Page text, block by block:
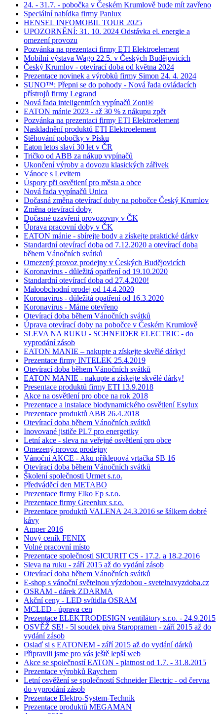
24. - 31.7. - pobočka v Českém Krumlově bude mít zavřeno
Speciální nabídka firmy Panlux
HENSEL INFOMOBIL TOUR 2025
UPOZORNĚNÍ: 31. 10. 2024 Odstávka el. energie a
omezení provozu
Pozvánka na prezentaci firmy ETI Elektroelement
Mobilní výstava Wago 22.5. v Českých Budějovicích
Český Krumlov - otevírací doba od května 2024
Prezentace novinek a výrobků firmy Simon 24. 4. 2024
SUNO™: Přepni se do pohody - Nová řada ovládacích
přístrojů firmy Legrand
Nová řada inteligentních vypínačů Zoni®
EATON mánie 2023 - až 30 % z nákupu zpět
Pozvánka na prezentaci firmy ETI Elektroelement
Naskladnění produktů ETI Elektroelement
Stěhování pobočky v Písku
Eaton letos slaví 30 let v ČR
Tričko od ABB za nákup vypínačů
Ukončení výroby a dovozu klasických zářivek
Vánoce s Levitem
Úspory při osvětlení pro města a obce
Nová řada vypínačů Unica
Dočasná změna otevírací doby na pobočce Český Krumlov
Změna otevírací doby
Dočasné uzavření provozovny v ČK
Úprava pracovní doby v ČK
EATON mánie - sbírejte body a získejte praktické dárky
Standardní otevírací doba od 7.12.2020 a otevírací doba
během Vánočních svátků
Omezený provoz prodejny v Českých Budějovicích
Koronavirus - důležitá opatření od 19.10.2020
Standardní otevírací doba od 27.4.2020!
Maloobchodní prodej od 14.4.2020
Koronavirus - důležitá opatření od 16.3.2020
Koronavirus - Máme otevřeno
Otevírací doba během Vánočních svátků
Úprava otevírací doby na pobočce v Českém Krumlově
SLEVA NA RUKU - SCHNEIDER ELECTRIC - do
vyprodání zásob
EATON MANIE – nakupte a získejte skvělé dárky!
Prezentace firmy INTELEK 25.4.2019
Otevírací doba během Vánočních svátků
EATON MANIE - nakupte a získejte skvělé dárky!
Presentace produktů firmy ETI 13.9.2018
Akce na osvětlení pro obce na rok 2018
Prezentace a instalace biodynamického osvětlení Esylux
Prezentace produktů ABB 26.4.2018
Otevírací doba během Vánočních svátků
Inovované jističe PL7 pro energetiky
Letní akce - sleva na veřejné osvětlení pro obce
Omezený provoz prodejny
Vánoční AKCE - Aku příklepová vrtačka SB 16
Otevírací doba během Vánočních svátků
Školení společnosti Urmet s.r.o.
Předváděcí den METABO
Prezentace firmy Elko Ep s.r.o.
Prezentace firmy Greenlux s.r.o.
Prezentace produktů VALENA 24.3.2016 se šálkem dobré
kávy
Amper 2016
Nový ceník FENIX
Volné pracovní místo
Prezentace společnosti SICURIT CS - 17.2. a 18.2.2016
Sleva na ruku - září 2015 až do vydání zásob
Otevírací doba během Vánočních svátků
E-shop s vánoční světelnou výzdobou - svetelnavyzdoba.cz
OSRAM - dárek ZDARMA
Akční ceny - LED svítidla OSRAM
MCLED - úprava cen
Prezentace ELEKTRODESIGN ventilátory s.r.o. - 24.9.2015
OSVĚŽ SE! - 5l soudek piva Staropramen - září 2015 až do
vydání zásob
Oslaď si s EATONEM - září 2015 až do vydání dárků
Připravili jsme pro vás ještě lepší web
Akce se společností EATON - platnost od 1.7. - 31.8.2015
Prezentace výrobků Raychem
Letní osvěžení se společností Schneider Electric - od června
do vyprodání zásob
Prezentace Elektro-System-Technik
Prezentace produktů MEGAMAN